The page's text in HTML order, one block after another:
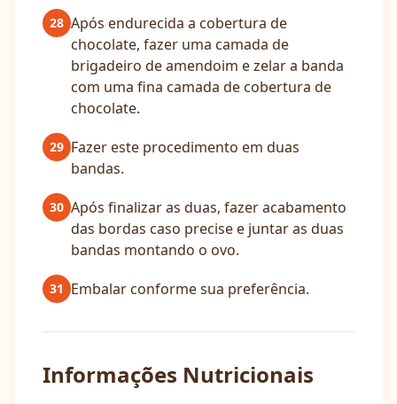
28 Após endurecida a cobertura de
chocolate, fazer uma camada de
brigadeiro de amendoim e zelar a banda
com uma fina camada de cobertura de
chocolate.
29 Fazer este procedimento em duas
bandas.
30 Após finalizar as duas, fazer acabamento
das bordas caso precise e juntar as duas
bandas montando o ovo.
31 Embalar conforme sua preferência.
Informações Nutricionais